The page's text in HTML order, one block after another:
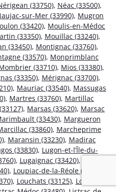
(33750), Néac (33500),
sur-Mer (33990), Mugron
(33420), Moulis-en-Médoc
(33350), Mouillac (33240),
(33450), Montignac (33760),
(33570), Monprimblanc
(33710), Mios (33380),
(33350), Mérignac (33700),
, Mauriac (33540), Massugas
, Martres (33760), Martillac
, Marsas (33620), Marsac
(33430), Margueron
(33860), Marcheprime
, Maransin (33230), Madirac
(33830), Lugon-et-l’Île-du-
, Lugaignac (33420),
, Loupiac-de-la-Réole (33190)
, Louchats (33125), Loubens